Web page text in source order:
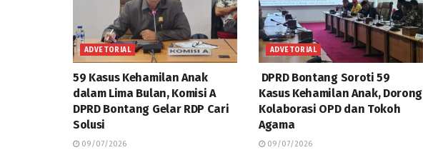
ADVETORIAL
59 Kasus Kehamilan Anak
dalam Lima Bulan, Komisi A
DPRD Bontang Gelar RDP Cari
Solusi
09/07/2026
ADVETORIAL
DPRD Bontang Soroti 59
Kasus Kehamilan Anak, Dorong
Kolaborasi OPD dan Tokoh
Agama
09/07/2026